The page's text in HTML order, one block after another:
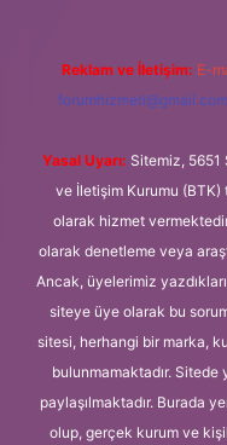
Reklam ve İletişim: E-
forumhizmeti@gmail.com
Yasal Uyarı: Sitemiz, 5651
ve İletişim Kurumu (BTK)
olarak hizmet
olarak denetleme veya
Ancak, üyelerimiz
siteye üye olarak bu
sitesi, herhangi bir marka,
bulunmamaktadır. Sitede
paylaşılmaktadır. Burada
olup, gerçek kurum ve